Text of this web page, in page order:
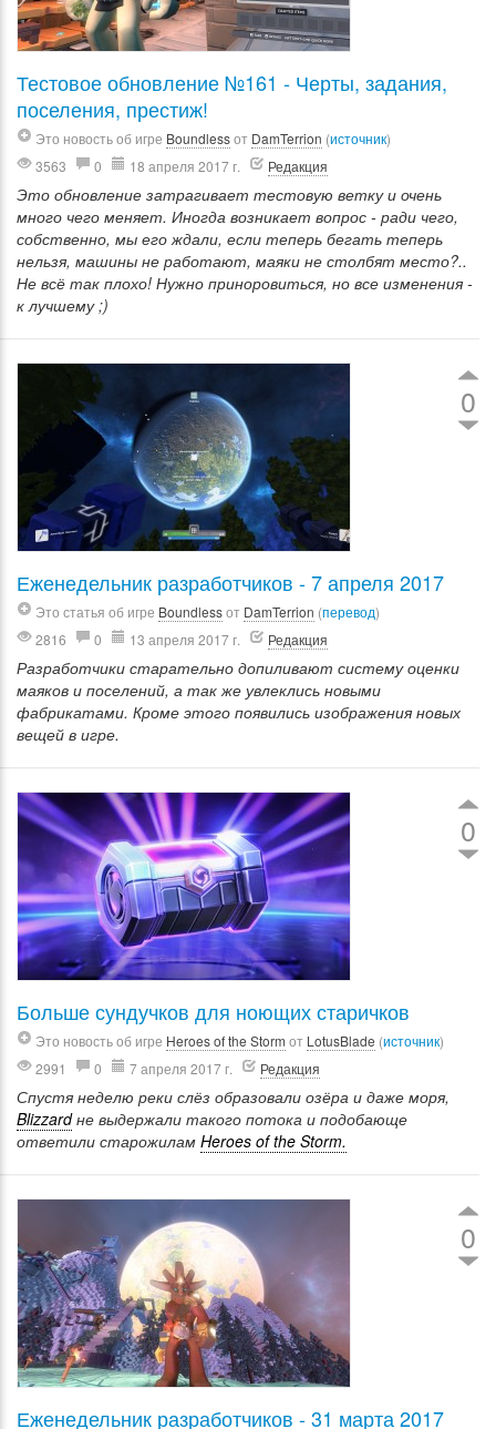
Тестовое обновление №161 - Черты, задания,
поселения, престиж!
Это новость об игре Boundlessот DamTerrion (источник)
3563
0 18 апреля 2017 г. Редакция
Это обновление затрагивает тестовую ветку и очень
много чего меняет. Иногда возникает вопрос - ради чего,
собственно, мы его ждали, если теперь бегать теперь
нельзя, машины не работают, маяки не столбят место?..
Не всё так плохо! Нужно приноровиться, но все изменения -
к лучшему ;)
0
Еженедельник разработчиков - 7 апреля 2017
Это статья об игре Boundlessот DamTerrion (перевод)
2816
0 13 апреля 2017 г. Редакция
Разработчики старательно допиливают систему оценки
маяков и поселений, а так же увлеклись новыми
фабрикатами. Кроме этого появились изображения новых
вещей в игре.
0
Больше сундучков для ноющих старичков
Это новость об игре Heroes of the Storm от LotusBlade (источник)
2991
0 7 апреля 2017 г. Редакция
Спустя неделю реки слёз образовали озёра и даже моря,
Blizzardне выдержали такого потока и подобающе
ответили старожилам Heroes of the Storm.
0
Еженедельник разработчиков - 31 марта 2017